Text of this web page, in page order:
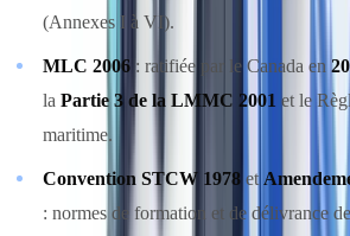
(Annexes I à VI).
MLC 2006 : ratifiée par le Canada en
la Partie 3 de la LMMC 2001 et le
maritime.
Convention STCW 1978 et
: normes de formation et de délivrance